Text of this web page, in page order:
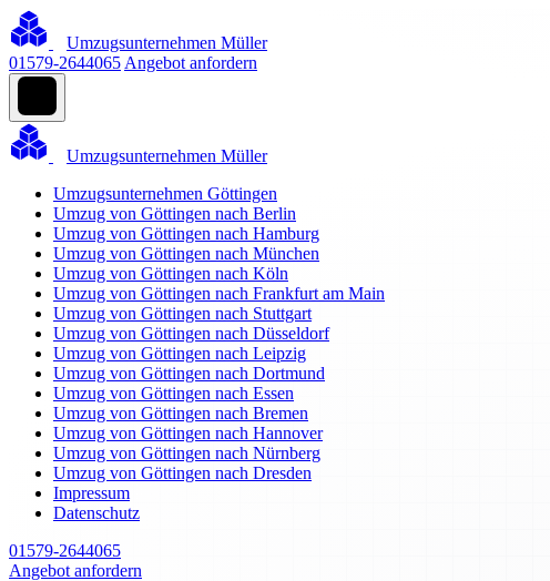
Umzugsunternehmen Müller
01579-2644065 Angebot anfordern
Umzugsunternehmen Müller
Umzugsunternehmen Göttingen
Umzug von Göttingen nach Berlin
Umzug von Göttingen nach Hamburg
Umzug von Göttingen nach München
Umzug von Göttingen nach Köln
Umzug von Göttingen nach Frankfurt am Main
Umzug von Göttingen nach Stuttgart
Umzug von Göttingen nach Düsseldorf
Umzug von Göttingen nach Leipzig
Umzug von Göttingen nach Dortmund
Umzug von Göttingen nach Essen
Umzug von Göttingen nach Bremen
Umzug von Göttingen nach Hannover
Umzug von Göttingen nach Nürnberg
Umzug von Göttingen nach Dresden
Impressum
Datenschutz
01579-2644065
Angebot anfordern